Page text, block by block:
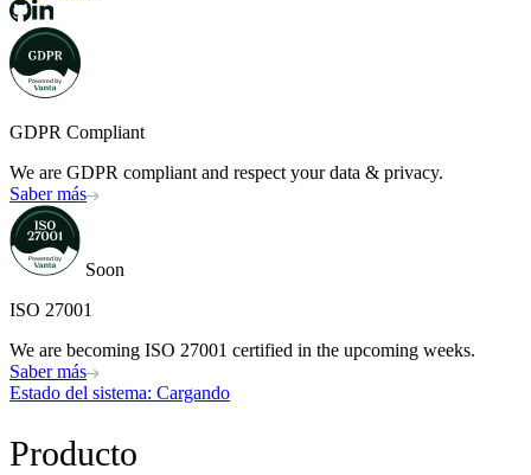
GDPR Compliant
We are GDPR compliant and respect your data & privacy.
Saber más
Soon
ISO 27001
We are becoming ISO 27001 certified in the upcoming weeks.
Saber más
Estado del sistema: Cargando
Producto